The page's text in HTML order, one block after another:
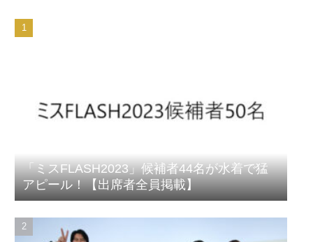
「ミスFLASH2023」候補者44名が水着で猛
アピール！【出席者全員掲載】